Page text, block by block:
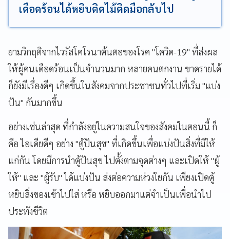
เดือดร้อนได้หยิบติดไม้ติดมือกลับไป
ยามวิกฤติจากไวรัสโคโรนาต้นตอของโรค "โควิด-19" ที่ส่งผล
ให้ผู้คนเดือดร้อนเป็นจำนวนมาก หลายคนตกงาน ขาดรายได้
ก็ยังมีเรื่องดีๆ เกิดขึ้นในสังคมจากประชาชนทั่วไปที่เริ่ม "แบ่ง
ปัน" กันมากขึ้น
อย่างเช่นล่าสุด ที่กำลังอยู่ในความสนใจของสังคมในตอนนี้ ก็
คือ ไอเดียดีๆ อย่าง "ตู้ปันสุข" ที่เกิดขึ้นเพื่อแบ่งปันสิ่งที่มีให้
แก่กัน โดยมีการนำตู้ปันสุข ไปตั้งตามจุดต่างๆ และเปิดให้ "ผู้
ให้" และ "ผู้รับ" ได้แบ่งปัน ส่งต่อความห่วงใยกัน เพียงเปิดตู้
หยิบสิ่งของเข้าไปใส่ หรือ หยิบออกมาแต่จำเป็นเพื่อนำไป
ประทังชีวิต